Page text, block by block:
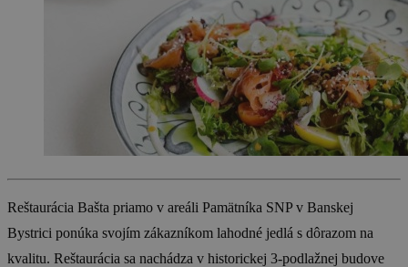
Reštaurácia Bašta priamo v areáli Pamätníka SNP v Banskej
Bystrici ponúka svojím zákazníkom lahodné jedlá s dôrazom na
kvalitu. Reštaurácia sa nachádza v historickej 3-podlažnej budove